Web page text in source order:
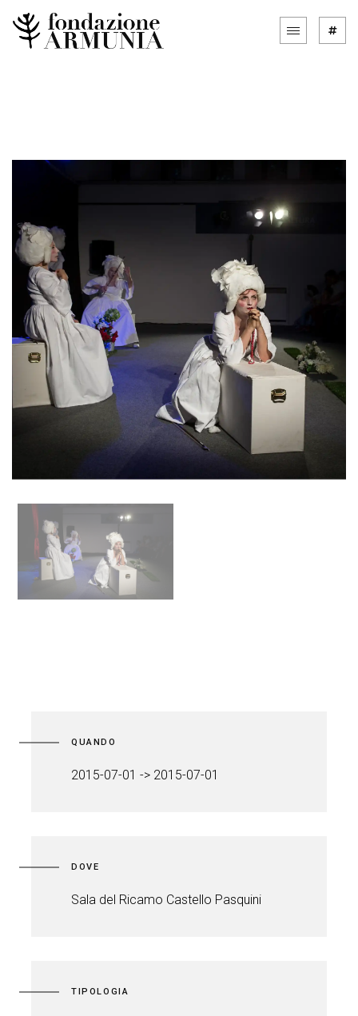
QUANDO
2015-07-01 -> 2015-07-01
DOVE
Sala del Ricamo Castello Pasquini
TIPOLOGIA